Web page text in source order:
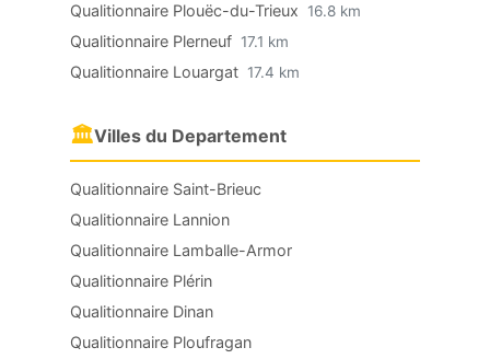
Qualitionnaire Plouëc-du-Trieux 16.8 km
Qualitionnaire Plerneuf 17.1 km
Qualitionnaire Louargat 17.4 km
🏛Villes du Departement
Qualitionnaire Saint-Brieuc
Qualitionnaire Lannion
Qualitionnaire Lamballe-Armor
Qualitionnaire Plérin
Qualitionnaire Dinan
Qualitionnaire Ploufragan